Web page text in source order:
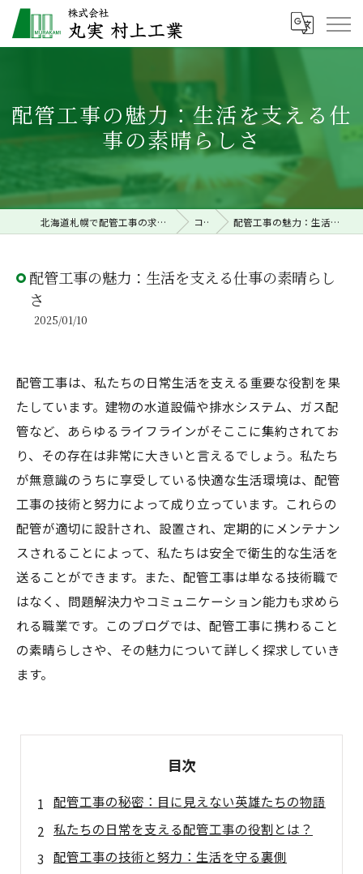
配管工事の魅力：生活を支える仕
事の素晴らしさ
北海道札幌で配管工事の求人なら株式会社丸実村上工業 コラム 配管工事の魅力：生活を支える仕事の素晴らしさ
配管工事の魅力：生活を支える仕事の素晴らし
さ
2025/01/10
配管工事は、私たちの日常生活を支える重要な役割を果
たしています。建物の水道設備や排水システム、ガス配
管など、あらゆるライフラインがそここに集約されてお
り、その存在は非常に大きいと言えるでしょう。私たち
が無意識のうちに享受している快適な生活環境は、配管
工事の技術と努力によって成り立っています。これらの
配管が適切に設計され、設置され、定期的にメンテナン
スされることによって、私たちは安全で衛生的な生活を
送ることができます。また、配管工事は単なる技術職で
はなく、問題解決力やコミュニケーション能力も求めら
れる職業です。このブログでは、配管工事に携わること
の素晴らしさや、その魅力について詳しく探求していき
ます。
目次
配管工事の秘密：目に見えない英雄たちの物語
私たちの日常を支える配管工事の役割とは？
配管工事の技術と努力：生活を守る裏側